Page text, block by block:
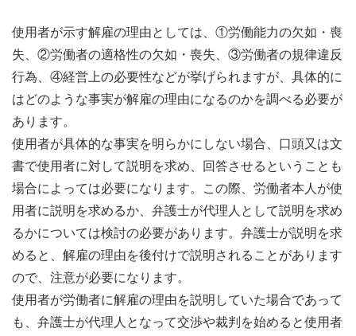
使用者が示す解雇の理由としては、①労働能力の欠如・喪
失、②労働者の適格性の欠如・喪失、③労働者の規律違反
行為、④経営上の必要性などが挙げられますが、具体的に
はどのような事実が解雇の理由になるのかを調べる必要が
あります。
使用者が具体的な事実を明らかにしない場合、口頭又は文
書で使用者に対して説明を求め、回答させるということも
場合によっては必要になります。この際、労働者本人が使
用者に説明を求めるか、弁護士が代理人として説明を求め
るかについては検討の必要があります。弁護士が説明を求
めると、解雇の理由を後付けで説明されることがあります
ので、注意が必要になります。
使用者が労働者に解雇の理由を説明していた場合であって
も、弁護士が代理人となって交渉や裁判を始めると使用者